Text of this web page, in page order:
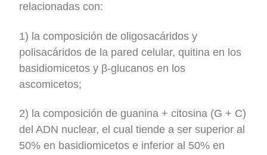
relacionadas con:
1) la composición de oligosacáridos y
polisacáridos de la pared celular, quitina en los
basidiomicetos y β-glucanos en los
ascomicetos;
2) la composición de guanina + citosina (G + C)
del ADN nuclear, el cual tiende a ser superior al
50% en basidiomicetos e inferior al 50% en